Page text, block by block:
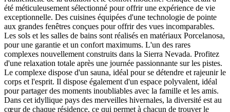
été méticuleusement sélectionné pour offrir une expérience de vie
exceptionnelle. Des cuisines équipées d'une technologie de pointe
aux grandes fenêtres conçues pour offrir des vues incomparables.
Les sols et les salles de bains sont réalisés en matériaux Porcelanosa,
pour une garantie et un confort maximums. L'un des rares
complexes nouvellement construits dans la Sierra Nevada. Profitez
d'une relaxation totale après une journée passionnante sur les pistes.
Le complexe dispose d'un sauna, idéal pour se détendre et rajeunir le
corps et l'esprit. Il dispose également d'un espace polyvalent, idéal
pour partager des moments inoubliables avec la famille et les amis.
Dans cet idyllique pays des merveilles hivernales, la diversité est au
cœur de chaque résidence, ce qui permet à chacun de trouver le